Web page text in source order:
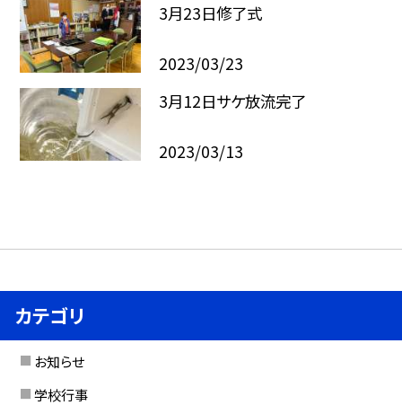
3月23日修了式
2023/03/23
3月12日サケ放流完了
2023/03/13
カテゴリ
お知らせ
学校行事